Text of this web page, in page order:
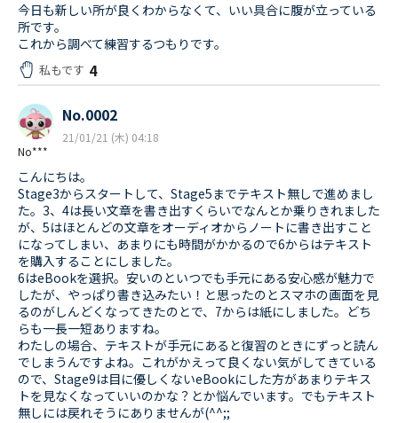
今日も新しい所が良くわからなくて、いい具合に腹が立っている
所です。
これから調べて練習するつもりです。
私もです 4
No***
No.0002
21/01/21 (木) 04:18
こんにちは。
Stage3からスタートして、Stage5までテキスト無しで進めまし
た。3、4は長い文章を書き出すくらいでなんとか乗りきれました
が、5はほとんどの文章をオーディオからノートに書き出すこと
になってしまい、あまりにも時間がかかるので6からはテキスト
を購入することにしました。
6はeBookを選択。安いのといつでも手元にある安心感が魅力で
したが、やっぱり書き込みたい！と思ったのとスマホの画面を見
るのがしんどくなってきたのとで、7からは紙にしました。どち
らも一長一短ありますね。
わたしの場合、テキストが手元にあると復習のときにずっと読ん
でしまうんですよね。これがかえって良くない気がしてきている
ので、Stage9は目に優しくないeBookにした方があまりテキス
トを見なくなっていいのかな？とか悩んでいます。でもテキスト
無しには戻れそうにありませんが(^^;;